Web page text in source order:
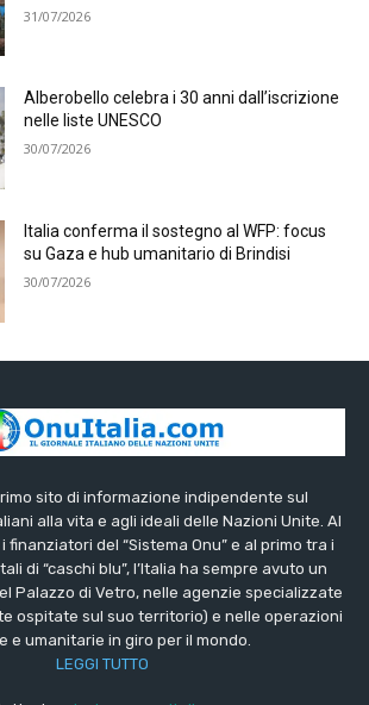
31/07/2026
Alberobello celebra i 30 anni dall’iscrizione
nelle liste UNESCO
30/07/2026
Italia conferma il sostegno al WFP: focus
su Gaza e hub umanitario di Brindisi
30/07/2026
sito di informazione indipendente sul
alla vita e agli ideali delle Nazioni Unite. Al
del “Sistema Onu” e al primo tra i
di “caschi blu”, l’Italia ha sempre avuto un
Palazzo di Vetro, nelle agenzie specializzate
ospitate sul suo territorio) e nelle operazioni
e umanitarie in giro per il mondo.
LEGGI TUTTO